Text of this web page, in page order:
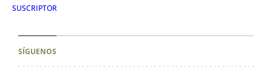
SUSCRIPTOR
SÍGUENOS